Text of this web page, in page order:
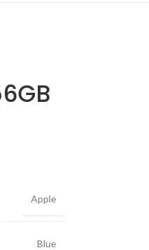
Apple
Blue